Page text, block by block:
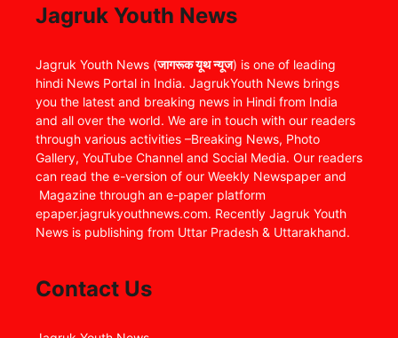
Jagruk Youth News
Jagruk Youth News (जागरूक यूथ न्यूज) is one of leading
hindi News Portal in India. JagrukYouth News brings
you the latest and breaking news in Hindi from India
and all over the world. We are in touch with our readers
through various activities –Breaking News, Photo
Gallery, YouTube Channel and Social Media. Our readers
can read the e-version of our Weekly Newspaper and
Magazine through an e-paper platform
epaper.jagrukyouthnews.com. Recently Jagruk Youth
News is publishing from Uttar Pradesh & Uttarakhand.
Contact Us